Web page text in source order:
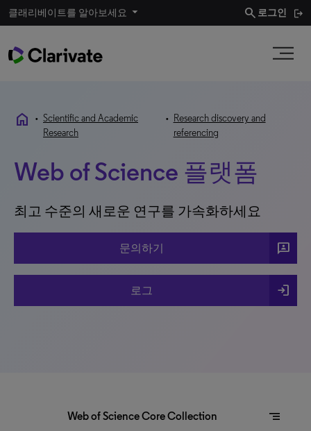
클래리베이트를 알아보세요 search 로그인
home • Scientific and Academic
Research
•Research discovery and
referencing
Web of Science 플랫폼
최고 수준의 새로운 연구를 가속화하세요
문의하기 3p
로그 login
Web of Science Core Collection segment